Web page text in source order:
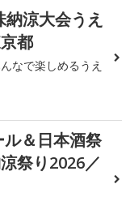
涼大会うえ
都
なで楽しめるうえ
＆日本酒祭
祭り2026／